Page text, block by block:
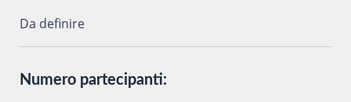
Da definire
Numero partecipanti: